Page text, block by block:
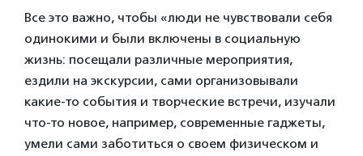
Все это важно, чтобы «люди не чувствовали себя
одинокими и были включены в социальную
жизнь: посещали различные мероприятия,
ездили на экскурсии, сами организовывали
какие-то события и творческие встречи, изучали
что-то новое, например, современные гаджеты,
умели сами заботиться о своем физическом и